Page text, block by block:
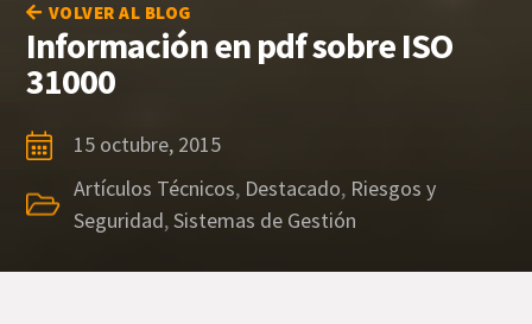
VOLVER AL BLOG
Información en pdf sobre ISO
31000
15 octubre, 2015
Artículos Técnicos, Destacado, Riesgos y
Seguridad,Sistemas de Gestión